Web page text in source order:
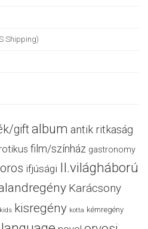
Shipping)
giftalbum antik ritkaság
film/színház gastronomy
ifjúsági II.világháború
Karácsony
kids kisregény kotta kémregény